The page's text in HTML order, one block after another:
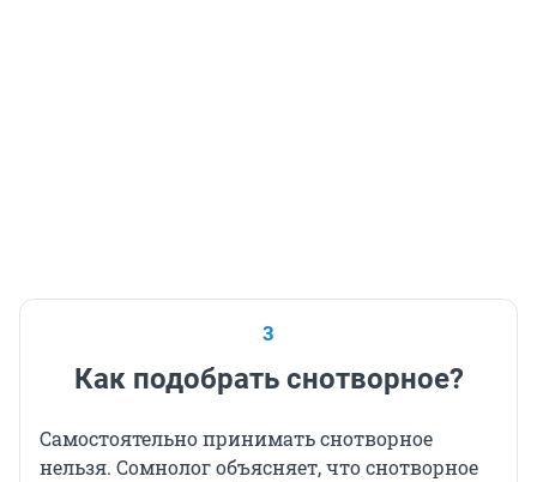
3
Как подобрать снотворное?
Самостоятельно принимать снотворное
нельзя. Сомнолог объясняет, что снотворное